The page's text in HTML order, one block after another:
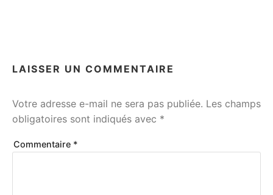
LAISSER UN COMMENTAIRE
Votre adresse e-mail ne sera pas publiée. Les champs
obligatoires sont indiqués avec *
Commentaire *